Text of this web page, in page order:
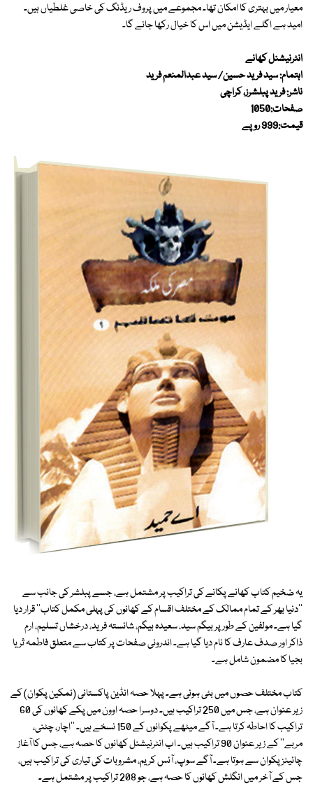
معیار میں بہتری کا امکان تھا۔ مجموعے میں پروف ریڈنگ کی خاصی غلطیاں ہیں۔
امید ہے اگلے ایڈیشن میں اس کا خیال رکھا جائے گا۔
انٹرنیشنل کھانے
اہتمام: سید فرید حسین/ سید عبدالمنعم فرید
ناشر: فرید پبلشرز، کراچی
صفحات:1050
قیمت:999 روپے
یہ ضخیم کتاب کھانے پکانے کی تراکیب پر مشتمل ہے، جسے پبلشر کی جانب سے
''دنیا بھر کے تمام ممالک کے مختلف اقسام کے کھانوں کی پہلی مکمل کتاب'' قرار دیا
گیا ہے۔ مولفین کے طور پر بیگم سید، سعیدہ بیگم، شائستہ فرید، درخشاں تسلیم، ارم
ذاکر اور صدف عارف کا نام دیا گیا ہے۔ اندرونی صفحات پر کتاب سے متعلق فاطمہ ثریا
بجیا کا مضمون شامل ہے۔
کتاب مختلف حصوں میں بٹی ہوئی ہے۔ پہلا حصہ انڈین پاکستانی (نمکین پکوان) کے
زیر عنوان ہے، جس میں 250 تراکیب ہیں۔ دوسرا حصہ اوون میں پکے کھانوں کی 60
تراکیب کا احاطہ کرتا ہے۔ آگے میٹھے پکوانوں کے 150 نسخے ہیں۔ ''اچار، چٹنی،
مربے'' کے زیر عنوان 90 تراکیب ہیں۔ اب انٹرنیشنل کھانوں کا حصہ ہے، جس کا آغاز
چائینز پکوان سے ہوتا ہے۔ آگے سوپ، آئس کریم، مشروبات کی تیاری کی تراکیب ہیں،
جس کے آخر میں انگلش کھانوں کا حصہ ہے، جو 208 تراکیب پر مشتمل ہے۔